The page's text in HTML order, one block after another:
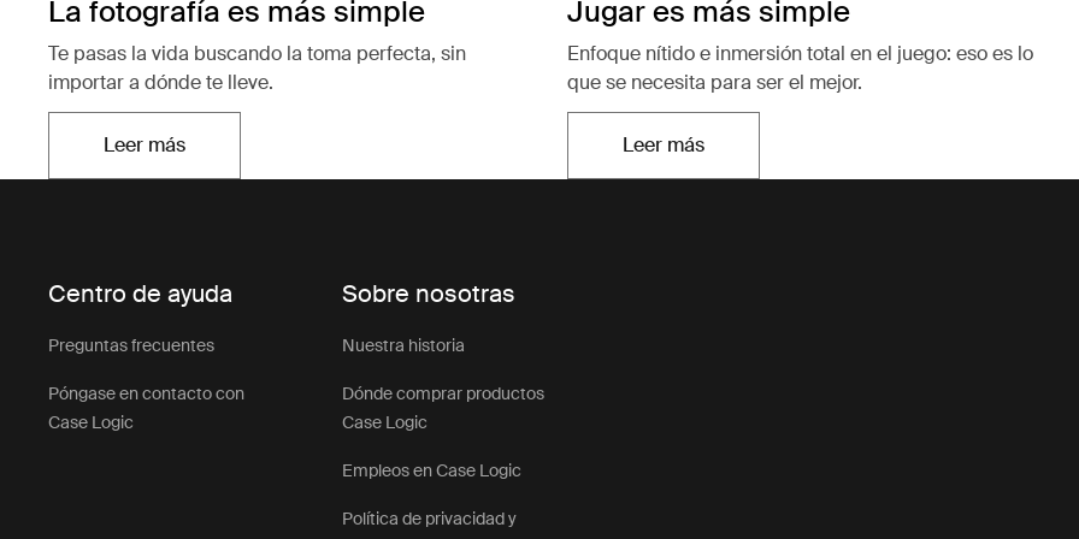
La fotografía es más simple
Te pasas la vida buscando la toma perfecta, sin
importar a dónde te lleve.
Leer másSe abre en una nueva pestaña
Jugar es más simple
Enfoque nítido e inmersión total en el juego: eso es lo
que se necesita para ser el mejor.
Leer másSe abre en una nueva pestaña
Centro de ayuda
Preguntas frecuentes
Póngase en contacto con
Case Logic
Sobre nosotras
Nuestra historia
Dónde comprar productos
Case Logic
Empleos en Case Logic
Política de privacidad y